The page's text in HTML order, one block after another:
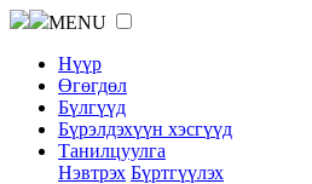
MENU
Нүүр
Өгөгдөл
Бүлгүүд
Бүрэлдэхүүн хэсгүүд
Танилцуулга
Нэвтрэх Бүртгүүлэх